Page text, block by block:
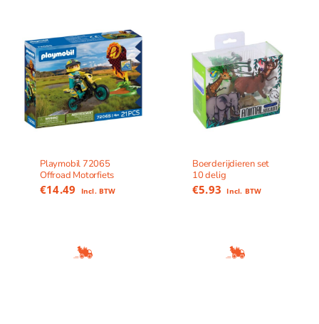
Playmobil 72065
Offroad Motorfiets
€14.49 Incl. BTW
Boerderijdieren set
10 delig
€5.93 Incl. BTW